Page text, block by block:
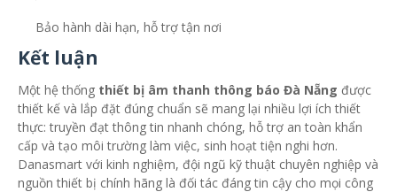
Bảo hành dài hạn, hỗ trợ tận nơi
Kết luận
Một hệ thống thiết bị âm thanh thông báo Đà Nẵng được
thiết kế và lắp đặt đúng chuẩn sẽ mang lại nhiều lợi ích thiết
thực: truyền đạt thông tin nhanh chóng, hỗ trợ an toàn khẩn
cấp và tạo môi trường làm việc, sinh hoạt tiện nghi hơn.
Danasmart với kinh nghiệm, đội ngũ kỹ thuật chuyên nghiệp và
nguồn thiết bị chính hãng là đối tác đáng tin cậy cho mọi công